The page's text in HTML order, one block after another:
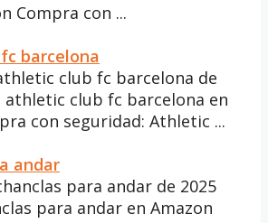
Compra con ...
barcelona
club fc barcelona de
athletic club fc barcelona en
con seguridad: Athletic ...
andar
para andar de 2025
para andar en Amazon